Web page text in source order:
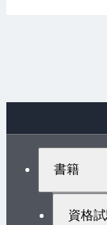
書籍
資格